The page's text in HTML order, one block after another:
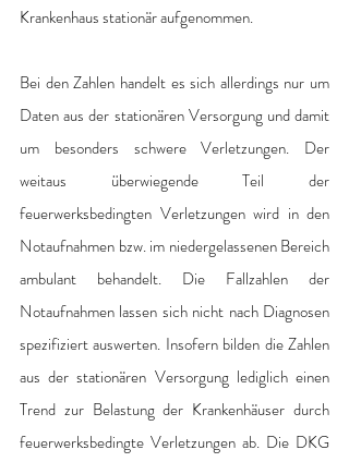
Krankenhaus stationär aufgenommen.
Bei den Zahlen handelt es sich allerdings nur um
Daten aus der stationären Versorgung und damit
um besonders schwere Verletzungen. Der
weitaus überwiegende Teil der
feuerwerksbedingten Verletzungen wird in den
Notaufnahmen bzw. im niedergelassenen Bereich
ambulant behandelt. Die Fallzahlen der
Notaufnahmen lassen sich nicht nach Diagnosen
spezifiziert auswerten. Insofern bilden die Zahlen
aus der stationären Versorgung lediglich einen
Trend zur Belastung der Krankenhäuser durch
feuerwerksbedingte Verletzungen ab. Die DKG